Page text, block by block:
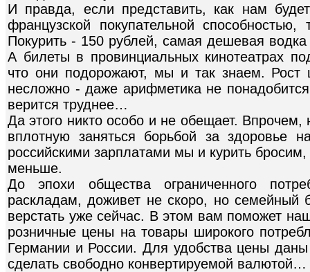
И правда, если представить, как нам
французской покупательной
Покурить - 150 рублей, самая дешевая
А билеты в провинциальных кинотеатрах
что они подорожают, мы и так знаем. Рост
несложно - даже арифметика не
верится труднее…
Да этого никто особо и не обещает.
вплотную заняться борьбой за здоровье
российскими зарплатами мы и курить
меньше.
До эпохи общества ограниченного
раскладам, доживет не скоро, но
верстать уже сейчас. В этом вам поможет
розничные цены на товары широкого
Германии и России. Для удобства цены
сделать свободно конвертируемой валютой…